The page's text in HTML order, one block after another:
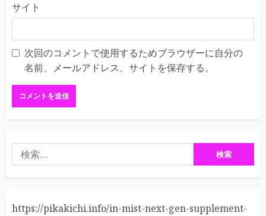
サイト
次回のコメントで使用するためブラウザーに自分の
名前、メールアドレス、サイトを保存する。
索:
https://pikakichi.info/in-mist-next-gen-supplement-